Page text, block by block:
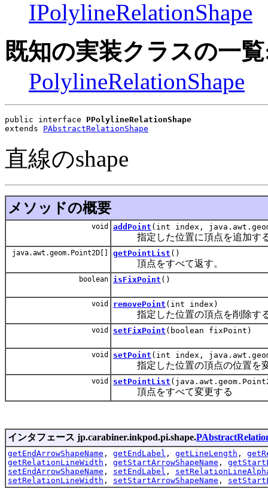
IPolylineRelationShape
既知の実装クラスの一
PolylineRelationShape
public interface PPolylineRelationShape
extends PAbstractRelationShape
直線のshape
メソッドの概要
void addPoint (int index,
指定した位置に頂点を追加す
java.awt.geom.Point2D[] getPointList ()
頂点をすべて返す。
boolean isFixPoint ()
void removePoint (int index)
指定した位置の頂点を削除す
void setFixPoint (boolean fixPoint)
void setPoint (int index,
指定した位置の頂点の位置を
void setPointList
頂点をすべて変更する
インタフェース jp.carabiner.inkpod.pi.shape.
getEndArrowShapeName , getEndLabel , getLineLength ,
getRelationLineWidth , getStartArrowShapeName ,
setEndArrowShapeName , setEndLabel ,
setRelationLineWidth , setStartArrowShapeName ,